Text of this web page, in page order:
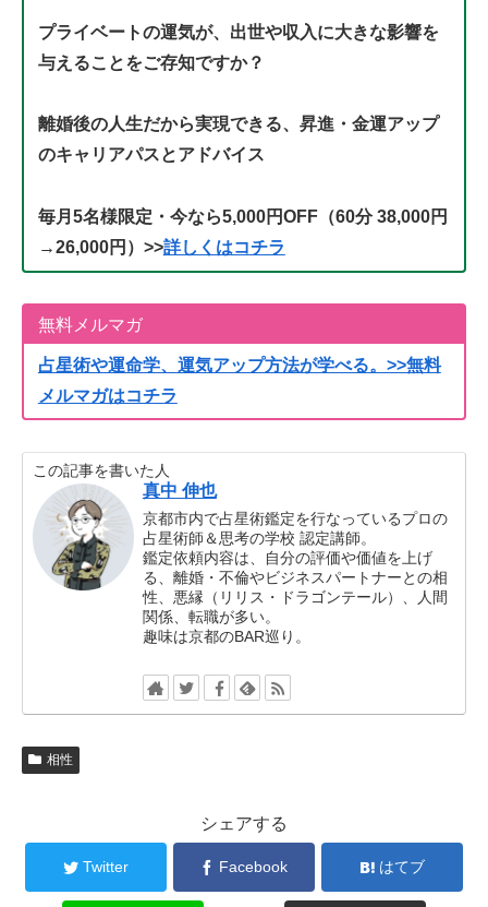
プライベートの運気が、出世や収入に大きな影響を
与えることをご存知ですか？
離婚後の人生だから実現できる、昇進・金運アップ
のキャリアパスとアドバイス
毎月5名様限定・今なら5,000円OFF（60分 38,000円
→26,000円）>>詳しくはコチラ
無料メルマガ
占星術や運命学、運気アップ方法が学べる。>>無料
メルマガはコチラ
この記事を書いた人
真中 伸也
京都市内で占星術鑑定を行なっているプロの
占星術師＆思考の学校 認定講師。
鑑定依頼内容は、自分の評価や価値を上げ
る、離婚・不倫やビジネスパートナーとの相
性、悪縁（リリス・ドラゴンテール）、人間
関係、転職が多い。
趣味は京都のBAR巡り。
相性
シェアする
Twitter Facebook はてブ